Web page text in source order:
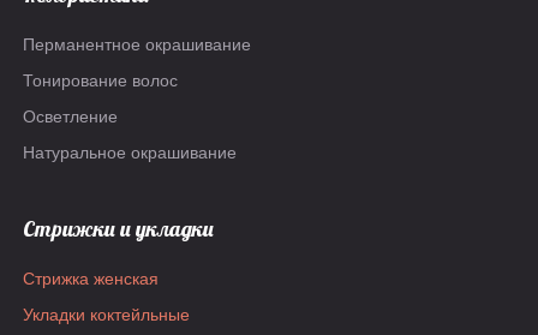
Перманентное окрашивание
Тонирование волос
Осветление
Натуральное окрашивание
Стрижки и укладки
Стрижка женская
Укладки коктейльные